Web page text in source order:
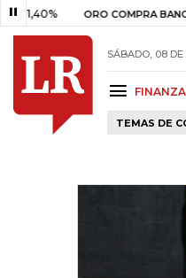
ORO COMPRA BANCO DE LA
SÁBADO, 08
TEMAS DE